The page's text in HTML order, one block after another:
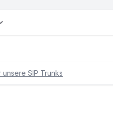
SIP Trunks